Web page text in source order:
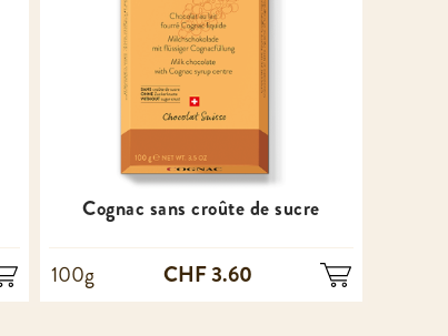
Cognac sans croûte de sucre
100g CHF 3.60